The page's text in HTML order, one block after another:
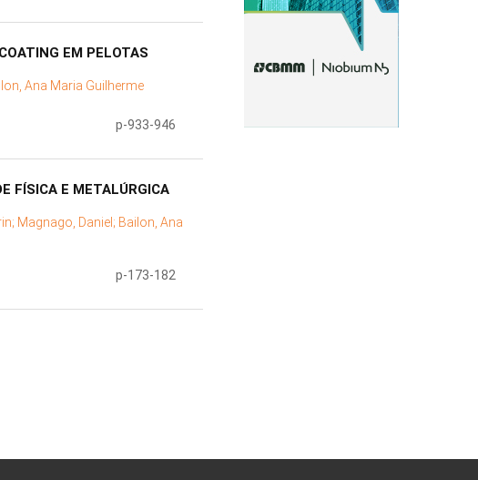
EM PELOTAS
Ana Maria Guilherme
p-933-946
FÍSICA E METALÚRGICA
Magnago, Daniel; Bailon, Ana
p-173-182